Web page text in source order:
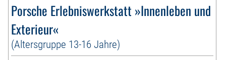
Porsche Erlebniswerkstatt »Innenleben und
Exterieur«
(Altersgruppe 13-16 Jahre)